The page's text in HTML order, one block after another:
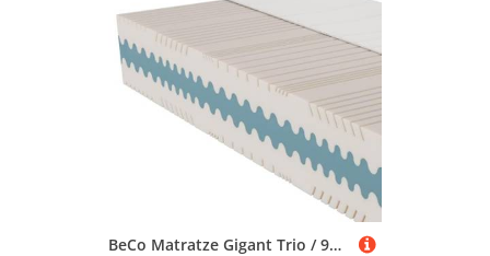
BeCo Matratze Gigant Trio / 90 x 200 cm / H4 / 30 cm/Komfortschaum mit dreilagigem Kaltschaum-Kern